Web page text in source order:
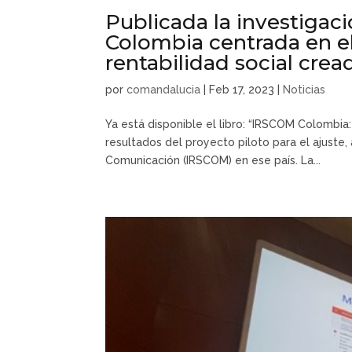
Publicada la
Colombia centrada en
rentabilidad social
porcomandalucia Feb 17, 2023 Noticias
Ya está disponible el libro: “IRSCOM
resultados del proyecto piloto para el ajuste,
Comunicación (IRSCOM) en ese país. La...